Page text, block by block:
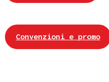
Convenzioni e promo